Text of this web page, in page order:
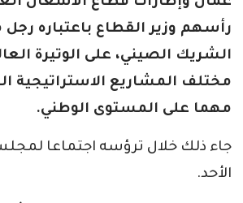
رأسهم وزير القطاع باعتباره رجل
الشريك الصيني، على الوتيرة
مختلف المشاريع الاستراتيجية
مهما على المستوى الوطني.
جاء ذلك خلال ترؤسه اجتماعا لمجلس
الأحد.